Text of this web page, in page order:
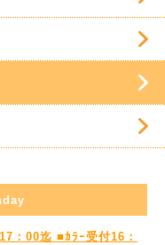
：00迄 ■ｶﾗｰ受付16：